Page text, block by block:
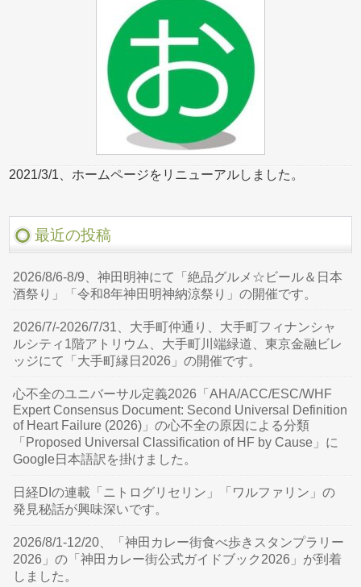
2021/3/1、ホームページをリニューアルしました。
最近の投稿
2026/8/6-8/9、神田明神にて「絶品グルメ☆ビール＆日本
酒祭り」「令和8年神田明神納涼祭り」の開催です。
2026/7/-2026/7/31、大手町仲通り、大手町フィナンシャ
ルシティ1階アトリウム、大手町川端緑道、東京金融ビレ
ッジにて「大手町縁日2026」の開催です。
心不全のユニバーサル定義2026「AHA/ACC/ESC/WHF
Expert Consensus Document: Second Universal Definition
of Heart Failure (2026)」の心不全の原因による分類
「Proposed Universal Classification of HF by Cause」に
Google日本語訳を掛けました。
日経DIの連載「ニトログリセリン」「ワルファリン」の
発見秘話が興味深いです。
2026/8/1-12/20、「神田カレー街食べ歩きスタンプラリー
2026」の「神田カレー街公式ガイドブック2026」が到着
しました。